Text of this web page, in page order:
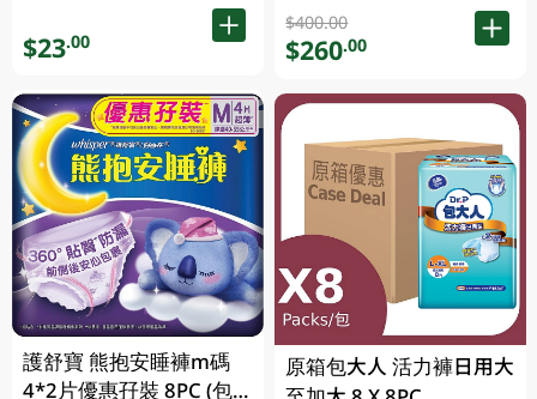
$23.00
護舒寶 熊抱安睡褲m碼
4*2片優惠孖裝 8PC (包
$400.00
$260.00
原箱包大人 活力褲日用大